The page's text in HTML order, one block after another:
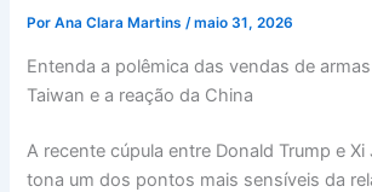
PorAna Clara Martins/maio 31, 2026
Entenda a polêmica das vendas de
Taiwan e a reação da China
A recente cúpula entre Donald Trump e
tona um dos pontos mais sensíveis da